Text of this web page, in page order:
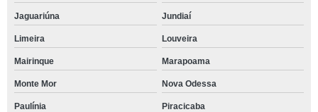
Jaguariúna Jundiaí
Limeira Louveira
Mairinque Marapoama
Monte Mor Nova Odessa
Paulínia Piracicaba